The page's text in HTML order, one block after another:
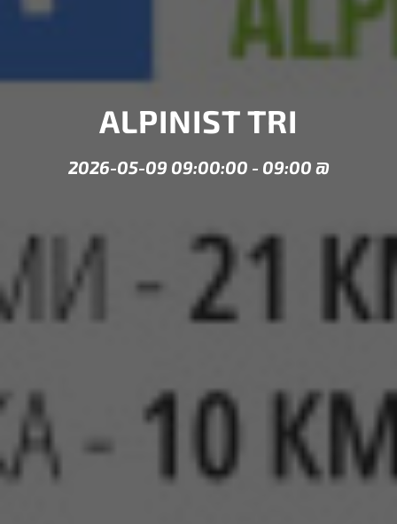
ALPINIST TRI
2026-05-09 09:00:00 - 09:00 @